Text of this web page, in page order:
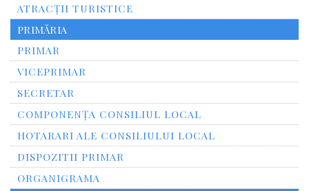
ATRACȚII TURISTICE
PRIMĂRIA
PRIMAR
VICEPRIMAR
SECRETAR
COMPONENȚA CONSILIUL LOCAL
HOTARARI ALE CONSILIULUI LOCAL
DISPOZITII PRIMAR
ORGANIGRAMA